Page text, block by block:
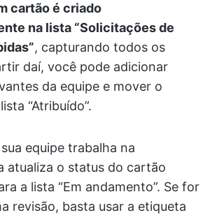
cartão é criado
na lista “Solicitações de
, capturando todos os
daí, você pode adicionar
da equipe e mover o
“Atribuído”.
equipe trabalha na
atualiza o status do cartão
a lista “Em andamento”. Se for
revisão, basta usar a etiqueta